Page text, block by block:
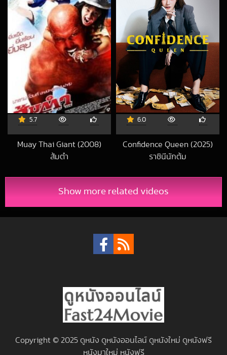
5.7
Muay Thai Giant (2008)
ส้มตำ
6.0
Confidence Queen (2025)
ราชินีนักต้ม
Show more related videos
Copyright © 2025 ดูหนัง ดูหนังออนไลน์ ดูหนังใหม่ ดูหนังฟรี
หนังมาใหม่ หนังฟรี